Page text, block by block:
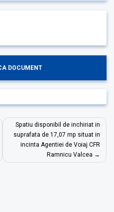
DOCUMENT
Spatiu disponibil de inchiriat in
suprafata de 17,07 mp situat in
incinta Agentiei de Voiaj CFR
Ramnicu Valcea